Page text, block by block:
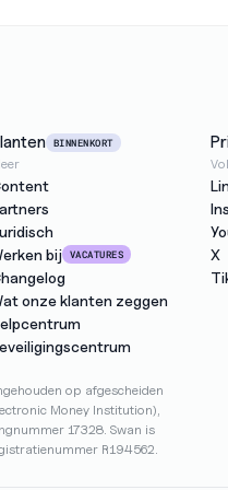
BINNENKORT
bij
VACATURES
onze klanten zeggen
X
op afgescheiden
Money Institution),
17328. Swan is
R194562.